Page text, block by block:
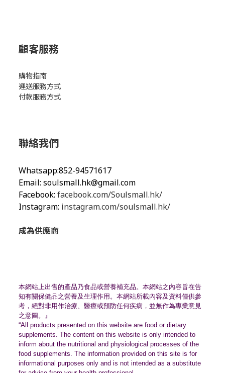
顧客服務
購物指南
運送服務方式
付款服務方式
聯絡我們
Whatsapp:852-94571617
Email: soulsmall.hk@gmail.com
Facebook: facebook.com/Soulsmall.hk/
Instagram: instagram.com/soulsmall.hk/
成為供應商
本網站上出售的產品乃食品或營養補充品。 本網站之內容旨在告
知有關保健品之營養及生理作用。 本網站所載內容及資料僅供參
考，絕對非用作治療、 醫療或預防任何疾病，並無作為專業意見
之意圖。』
“All products presented on this website are food or dietary
supplements. The content on this website is only intended to
inform about the nutritional and physiological processes of the
food supplements. The information provided on this site is for
informational purposes only and is not intended as a substitute